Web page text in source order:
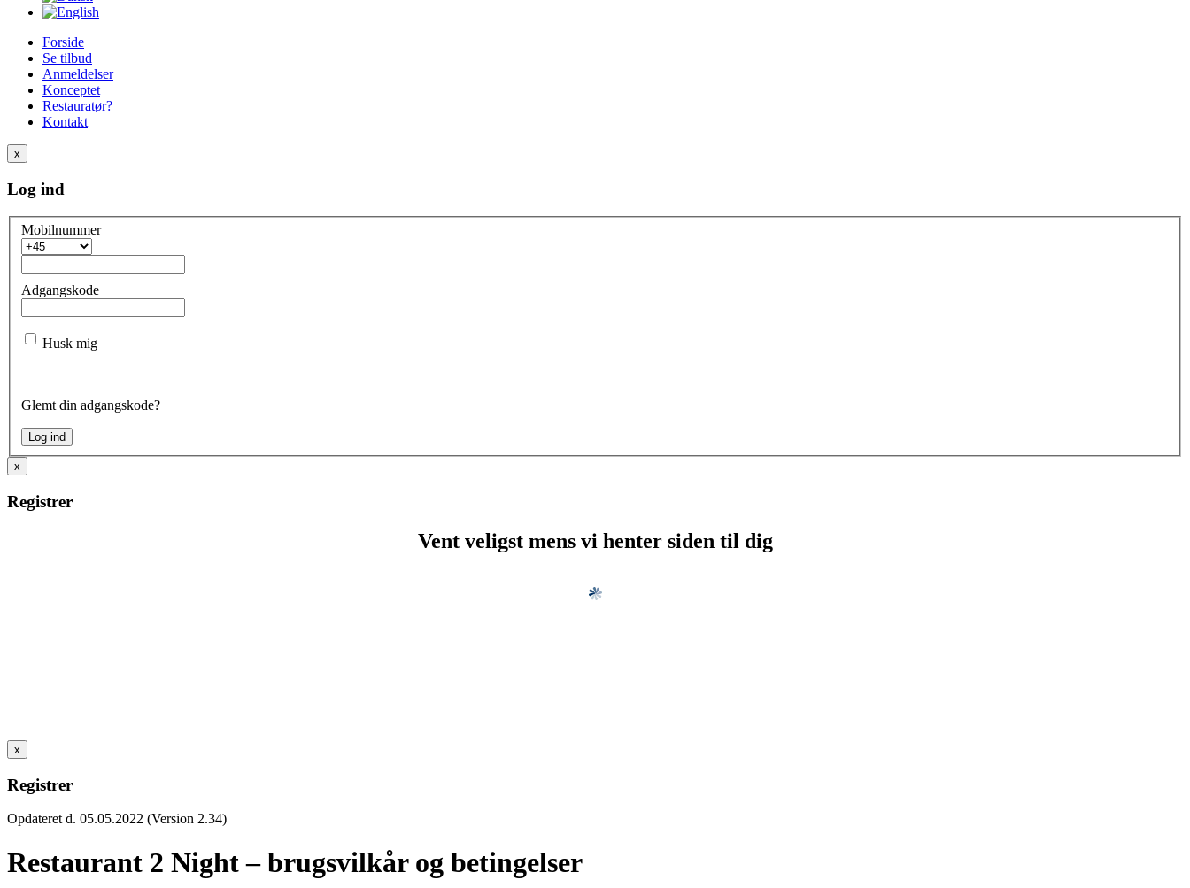
Forside
Se tilbud
Anmeldelser
Konceptet
Restauratør?
Kontakt
x
Log ind
Mobilnummer
Adgangskode
Husk mig
Glemt din adgangskode?
x
Registrer
Vent veligst mens vi henter siden til dig
x
Registrer
Opdateret d. 05.05.2022 (Version 2.34)
Restaurant 2 Night – brugsvilkår og betingelser